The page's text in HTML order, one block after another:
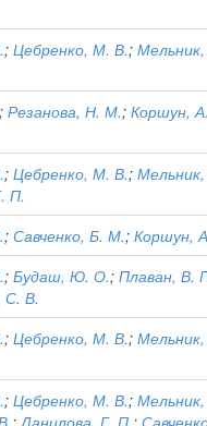
; Цебренко, М. В.; Мельник,
; Резанова, Н. М.; Коршун,
; Цебренко, М. В.; Мельник,
П.
; Савченко, Б. М.; Коршун,
; Будаш, Ю. О.; Плаван, В.
С. В.
; Цебренко, М. В.; Мельник,
; Цебренко, М. В.; Мельник,
; Данилова, Г. П. ;